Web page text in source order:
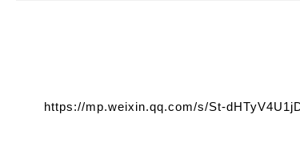
https://mp.weixin.qq.com/s/St-